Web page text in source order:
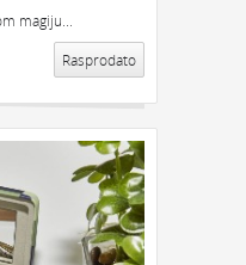
magiju...
Rasprodato